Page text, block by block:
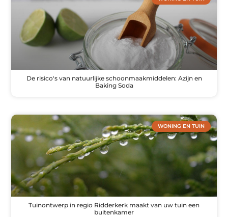
De risico's van natuurlijke schoonmaakmiddelen: Azijn en
Baking Soda
WONING EN TUIN
Tuinontwerp in regio Ridderkerk maakt van uw tuin een
buitenkamer